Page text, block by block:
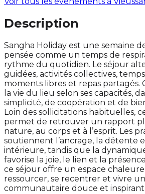
Description
Sangha Holiday est une semaine
pensée comme un temps de
rythme du quotidien. Le séjour
guidées, activités collectives,
moments libres et repas partagés.
la vie du lieu selon ses capacités,
simplicité, de coopération et de
Loin des sollicitations habituelles,
permet de retrouver un rapport
nature, au corps et à l’esprit. Les
soutiennent l’ancrage, la détente
intérieure, tandis que la
favorise la joie, le lien et la
ce séjour offre un espace
ressourcer, se recentrer et vivre
communautaire douce et